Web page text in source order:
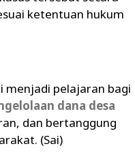
ketentuan hukum
menjadi pelajaran bagi
dana desa
dan bertanggung
(Sai)